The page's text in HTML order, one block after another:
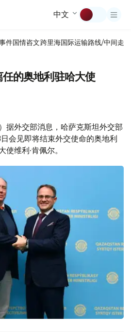
中文
件国情咨文跨里海国际运输路线/中间走廊
的奥地利驻哈大使
）据外交部消息，哈萨克斯坦外交部
会见即将结束外交使命的奥地利
维利·肯佩尔。